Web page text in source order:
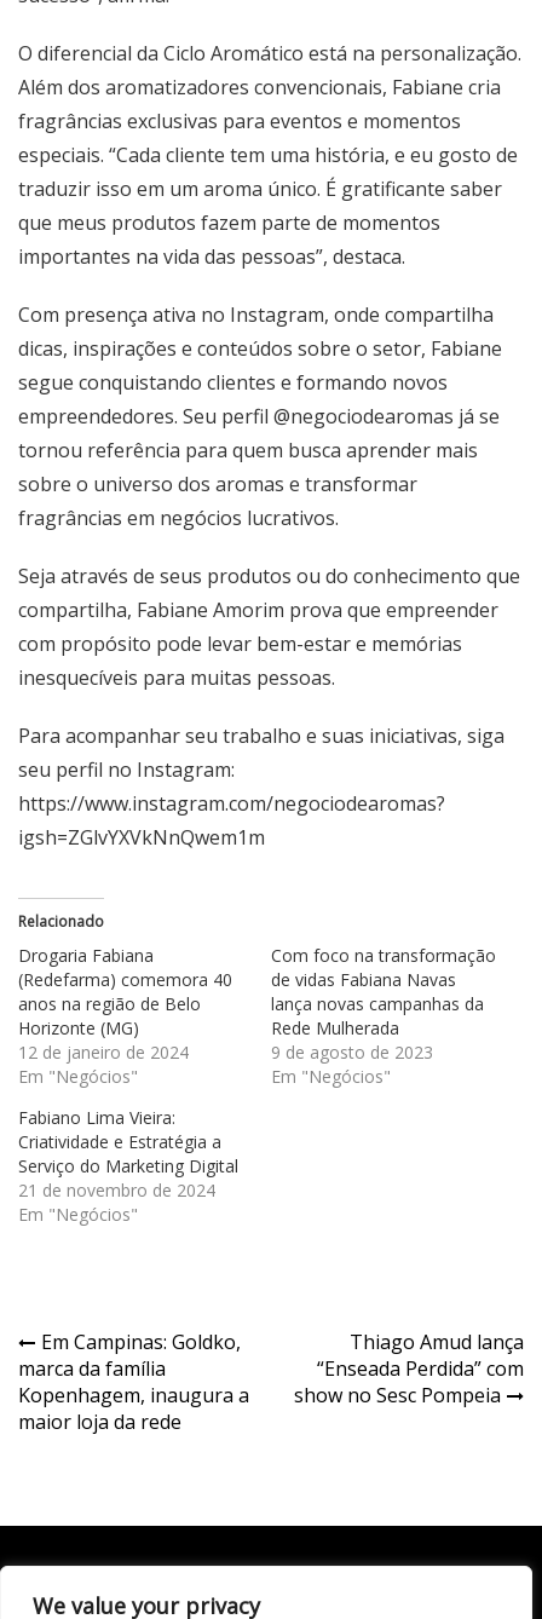
We value your privacy
O diferencial da Ciclo Aromático está na personalização.
Além dos aromatizadores convencionais, Fabiane cria
fragrâncias exclusivas para eventos e momentos
especiais. “Cada cliente tem uma história, e eu gosto de
traduzir isso em um aroma único. É gratificante saber
que meus produtos fazem parte de momentos
importantes na vida das pessoas”, destaca.
Com presença ativa no Instagram, onde compartilha
dicas, inspirações e conteúdos sobre o setor, Fabiane
segue conquistando clientes e formando novos
empreendedores. Seu perfil @negociodearomas já se
tornou referência para quem busca aprender mais
sobre o universo dos aromas e transformar
fragrâncias em negócios lucrativos.
Seja através de seus produtos ou do conhecimento que
compartilha, Fabiane Amorim prova que empreender
com propósito pode levar bem-estar e memórias
inesquecíveis para muitas pessoas.
Para acompanhar seu trabalho e suas iniciativas, siga
seu perfil no Instagram:
https://www.instagram.com/negociodearomas?
igsh=ZGlvYXVkNnQwem1m
Relacionado
Drogaria Fabiana
(Redefarma) comemora 40
anos na região de Belo
Horizonte (MG)
12 de janeiro de 2024
Em "Negócios"
Com foco na transformação
de vidas Fabiana Navas
lança novas campanhas da
Rede Mulherada
9 de agosto de 2023
Em "Negócios"
Fabiano Lima Vieira:
Criatividade e Estratégia a
Serviço do Marketing Digital
21 de novembro de 2024
Em "Negócios"
Navegação
de
Post
Em Campinas: Goldko,
marca da família
Kopenhagem, inaugura a
maior loja da rede
Thiago Amud lança
“Enseada Perdida” com
show no Sesc Pompeia
Todo conteúdo publicado neste portal, incluindo textos,